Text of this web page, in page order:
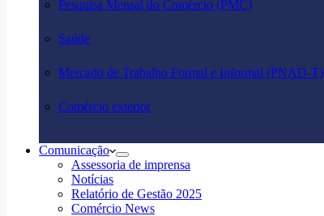
Pesquisa Mensal do Comércio (PMC)
Saúde
Mercado de Trabalho Formal e Informal (PNAD-T)
Comércio exterior
Comunicação
Assessoria de imprensa
Notícias
Relatório de Gestão 2025
Comércio News